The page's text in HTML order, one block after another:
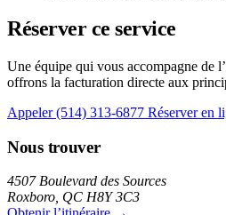
Réserver ce service
Une équipe qui vous accompagne de
offrons la facturation directe aux
Appeler (514) 313-6877 Réserver en
Nous trouver
4507 Boulevard des Sources
Roxboro, QC H8Y 3C3